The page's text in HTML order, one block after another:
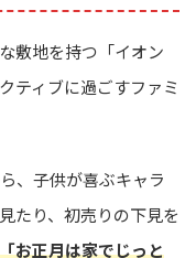
敷地を持つ「イオン
ティブに過ごすファミ
、子供が喜ぶキャラ
たり、初売りの下見を
「お正月は家でじっと